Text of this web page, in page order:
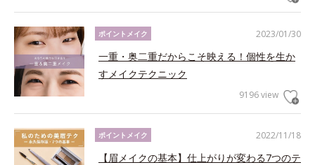
2023/01/30
ポイントメイク
一重・奥二重だからこそ映える！個性を生か
すメイクテクニック
9196 view
2022/11/18
ポイントメイク
【眉メイクの基本】仕上がりが変わる7つのテ